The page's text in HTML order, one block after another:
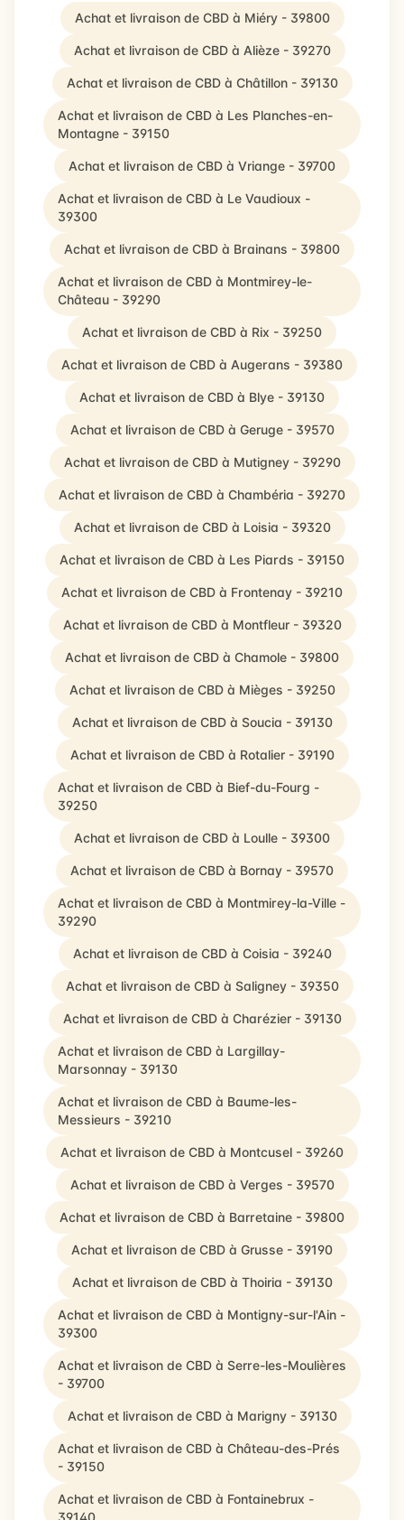
Achat et livraison de CBD à Miéry - 39800
Achat et livraison de CBD à Alièze - 39270
Achat et livraison de CBD à Châtillon - 39130
Achat et livraison de CBD à Les Planches-en-
Montagne - 39150
Achat et livraison de CBD à Vriange - 39700
Achat et livraison de CBD à Le Vaudioux -
39300
Achat et livraison de CBD à Brainans - 39800
Achat et livraison de CBD à Montmirey-le-
Château - 39290
Achat et livraison de CBD à Rix - 39250
Achat et livraison de CBD à Augerans - 39380
Achat et livraison de CBD à Blye - 39130
Achat et livraison de CBD à Geruge - 39570
Achat et livraison de CBD à Mutigney - 39290
Achat et livraison de CBD à Chambéria - 39270
Achat et livraison de CBD à Loisia - 39320
Achat et livraison de CBD à Les Piards - 39150
Achat et livraison de CBD à Frontenay - 39210
Achat et livraison de CBD à Montfleur - 39320
Achat et livraison de CBD à Chamole - 39800
Achat et livraison de CBD à Mièges - 39250
Achat et livraison de CBD à Soucia - 39130
Achat et livraison de CBD à Rotalier - 39190
Achat et livraison de CBD à Bief-du-Fourg -
39250
Achat et livraison de CBD à Loulle - 39300
Achat et livraison de CBD à Bornay - 39570
Achat et livraison de CBD à Montmirey-la-Ville -
39290
Achat et livraison de CBD à Coisia - 39240
Achat et livraison de CBD à Saligney - 39350
Achat et livraison de CBD à Charézier - 39130
Achat et livraison de CBD à Largillay-
Marsonnay - 39130
Achat et livraison de CBD à Baume-les-
Messieurs - 39210
Achat et livraison de CBD à Montcusel - 39260
Achat et livraison de CBD à Verges - 39570
Achat et livraison de CBD à Barretaine - 39800
Achat et livraison de CBD à Grusse - 39190
Achat et livraison de CBD à Thoiria - 39130
Achat et livraison de CBD à Montigny-sur-l'Ain -
39300
Achat et livraison de CBD à Serre-les-Moulières
- 39700
Achat et livraison de CBD à Marigny - 39130
Achat et livraison de CBD à Château-des-Prés
- 39150
Achat et livraison de CBD à Fontainebrux -
39140